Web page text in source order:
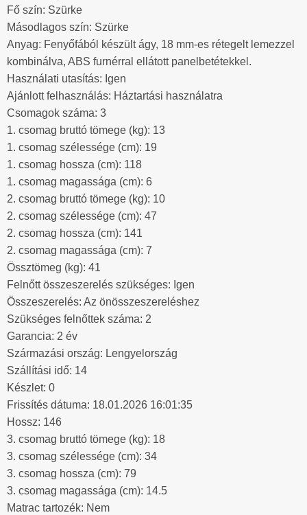
Fő szín: Szürke
Másodlagos szín: Szürke
Anyag: Fenyőfából készült ágy, 18 mm-es rétegelt lemezzel
kombinálva, ABS furnérral ellátott panelbetétekkel.
Használati utasítás: Igen
Ajánlott felhasználás: Háztartási használatra
Csomagok száma: 3
1. csomag bruttó tömege (kg): 13
1. csomag szélessége (cm): 19
1. csomag hossza (cm): 118
1. csomag magassága (cm): 6
2. csomag bruttó tömege (kg): 10
2. csomag szélessége (cm): 47
2. csomag hossza (cm): 141
2. csomag magassága (cm): 7
Össztömeg (kg): 41
Felnőtt összeszerelés szükséges: Igen
Összeszerelés: Az önösszeszereléshez
Szükséges felnőttek száma: 2
Garancia: 2 év
Származási ország: Lengyelország
Szállítási idő: 14
Készlet: 0
Frissítés dátuma: 18.01.2026 16:01:35
Hossz: 146
3. csomag bruttó tömege (kg): 18
3. csomag szélessége (cm): 34
3. csomag hossza (cm): 79
3. csomag magassága (cm): 14.5
Matrac tartozék: Nem